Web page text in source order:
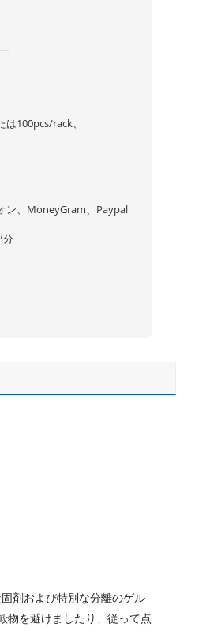
100pcs/rack、
ン、MoneyGram、Paypal
分
剤および特別な分離のゲル
物を避けましたり、従って点